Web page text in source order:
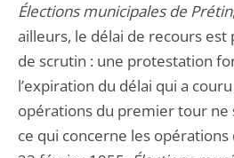
Élections municipales de Prétin,
ailleurs, le délai de recours
de scrutin : une protestation
l’expiration du délai qui a couru
opérations du premier tour ne
ce qui concerne les opérations